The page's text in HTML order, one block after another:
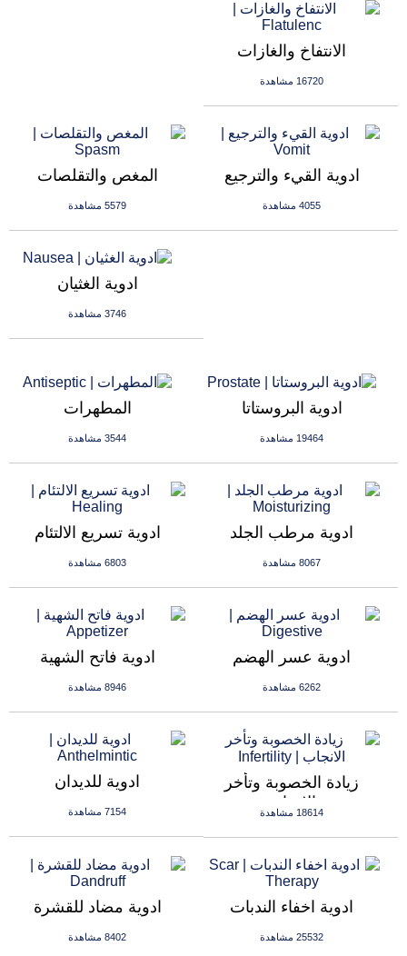
الانتفاخ والغازات
16720 مشاهدة
المغص والتقلصات
5579 مشاهدة
ادوية القيء والترجيع
4055 مشاهدة
ادوية الغثيان
3746 مشاهدة
المطهرات
3544 مشاهدة
ادوية البروستاتا
19464 مشاهدة
ادوية تسريع الالتئام
6803 مشاهدة
ادوية مرطب الجلد
8067 مشاهدة
ادوية فاتح الشهية
8946 مشاهدة
ادوية عسر الهضم
6262 مشاهدة
ادوية للديدان
7154 مشاهدة
زيادة الخصوبة وتأخر
الانجاب
18614 مشاهدة
ادوية مضاد للقشرة
8402 مشاهدة
ادوية اخفاء الندبات
25532 مشاهدة